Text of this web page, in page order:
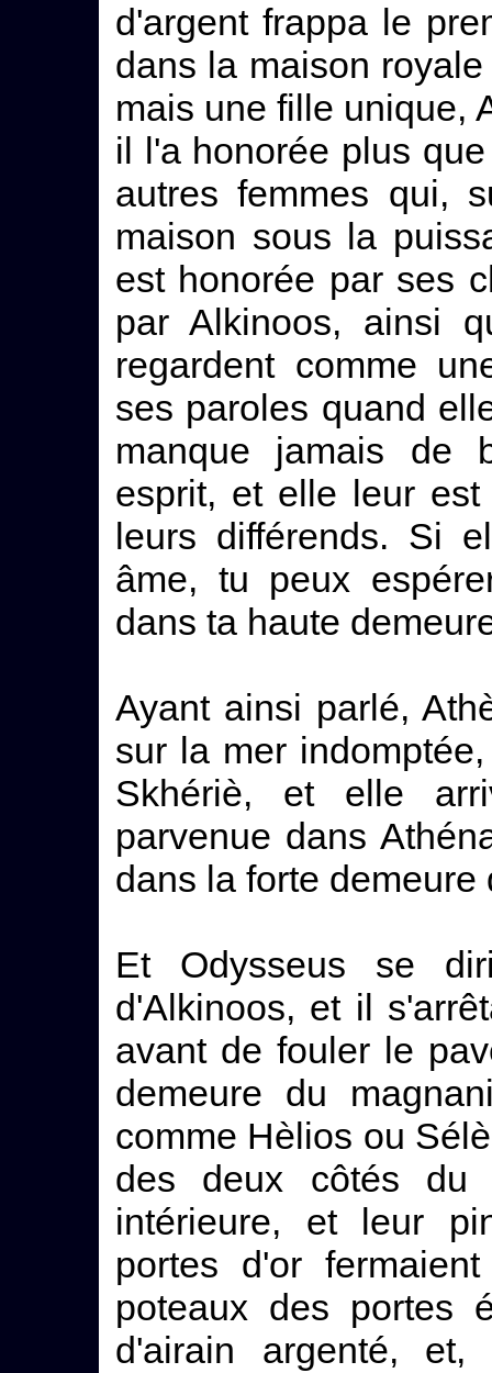
d'argent frappa le
dans la maison
mais une fille unique,
il l'a honorée plus
autres femmes qui,
maison sous la
est honorée par ses
par Alkinoos, ainsi
regardent comme
ses paroles quand
manque jamais de
esprit, et elle leur
leurs différends. Si
âme, tu peux
dans ta haute
Ayant ainsi parlé,
sur la mer
Skhériè, et elle
parvenue dans
dans la forte demeure
Et Odysseus se
d'Alkinoos, et il
avant de fouler le
demeure du
comme Hèlios ou
des deux côtés du
intérieure, et leur
portes d'or
poteaux des portes
d'airain argenté,